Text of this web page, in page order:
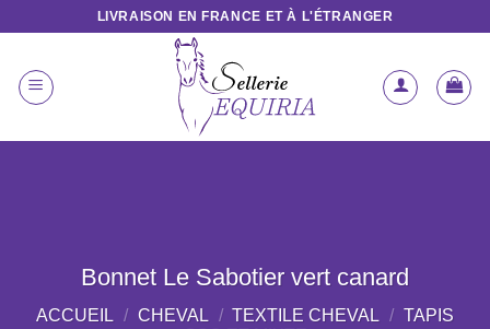
contenu
LIVRAISON EN FRANCE ET À L'ÉTRANGER
Bonnet Le Sabotier vert canard
ACCUEIL / CHEVAL / TEXTILE CHEVAL / TAPIS